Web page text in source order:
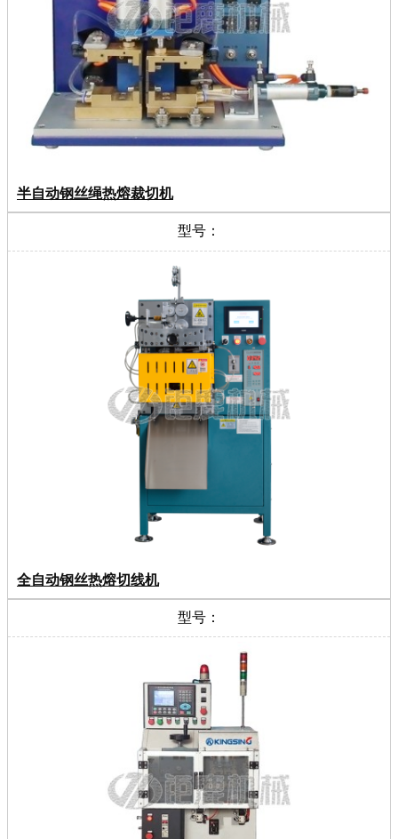
半自动钢丝绳热熔裁切机
型号：
全自动钢丝热熔切线机
型号：